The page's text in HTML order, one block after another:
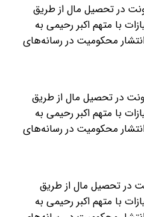
در تحصیل مال از طریق
با متهم اکبر رحیمی به
و انتشار محکومیت در رسانه‌های
در تحصیل مال از طریق
با متهم اکبر رحیمی به
و انتشار محکومیت در رسانه‌های
در تحصیل مال از طریق
با متهم اکبر رحیمی به